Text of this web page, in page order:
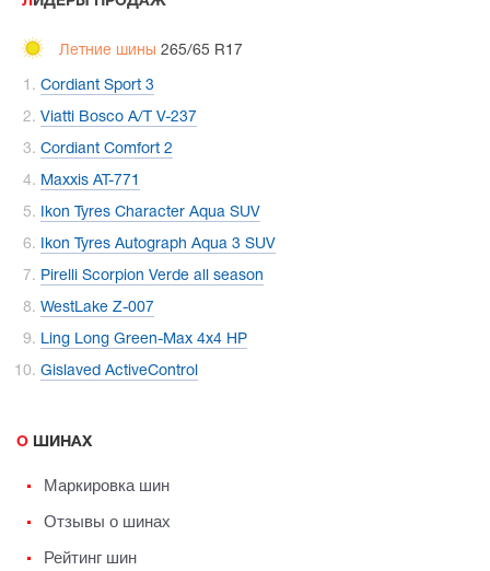
Летние шины 265/65 R17
Cordiant Sport 3
Viatti Bosco A/T V-237
Cordiant Comfort 2
Maxxis AT-771
Ikon Tyres Character Aqua SUV
Ikon Tyres Autograph Aqua 3 SUV
Pirelli Scorpion Verde all season
WestLake Z-007
Ling Long Green-Max 4x4 HP
Gislaved ActiveControl
О ШИНАХ
Маркировка шин
Отзывы о шинах
Рейтинг шин